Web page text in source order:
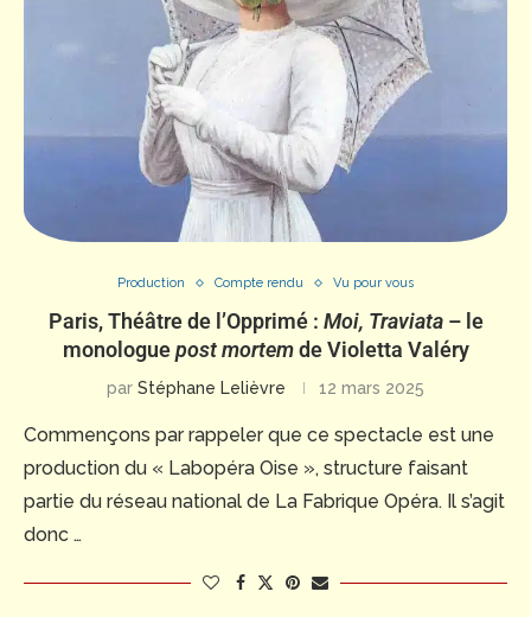
Production Compte rendu Vu pour vous
Paris, Théâtre de l’Opprimé : Moi, Traviata– le
monologuepost mortemde Violetta Valéry
par Stéphane Lelièvre 12 mars 2025
Commençons par rappeler que ce spectacle est une
production du « Labopéra Oise », structure faisant
partie du réseau national de La Fabrique Opéra. Il s’agit
donc …